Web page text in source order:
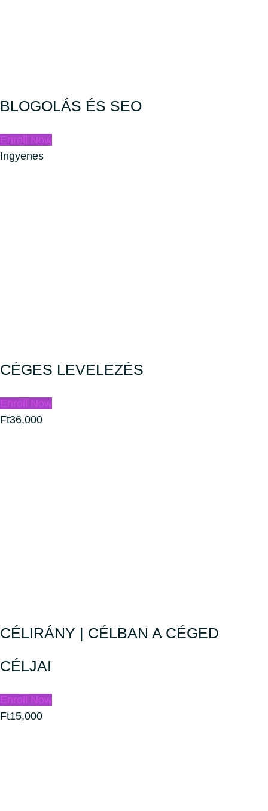
BLOGOLÁS ÉS SEO
Enroll Now
Ingyenes
CÉGES LEVELEZÉS
Enroll Now
Ft36,000
CÉLIRÁNY | CÉLBAN A CÉGED
CÉLJAI
Enroll Now
Ft15,000